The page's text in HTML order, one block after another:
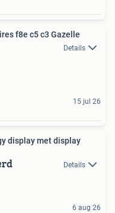
f8e c5 c3 Gazelle
Details
15 jul 26
display met display
Details
6 aug 26